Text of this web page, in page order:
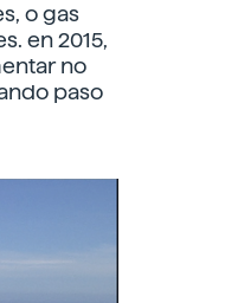
o gas
en 2015,
no
paso